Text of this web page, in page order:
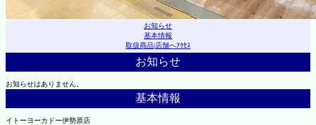
お知らせ
基本情報
取扱商品|店舗へｱｸｾｽ
お知らせ
お知らせはありません。
基本情報
イトーヨーカドー伊勢原店